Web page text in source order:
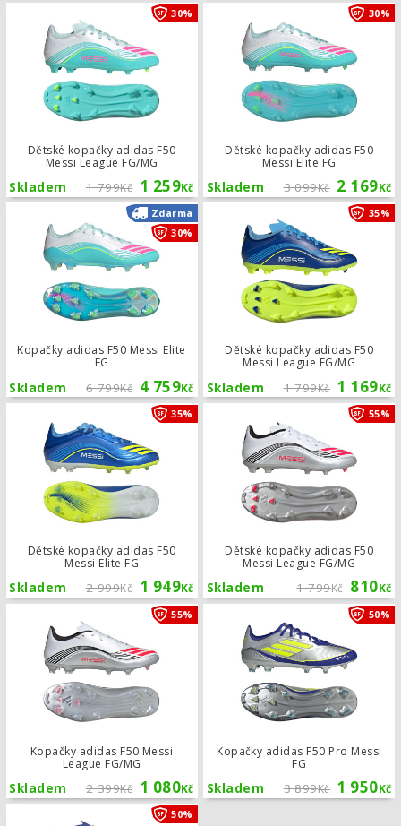
Dětské kopačky adidas F50
Messi League FG/MG
1 799Kč 1 259Kč
Skladem
30% Dětské kopačky adidas F50 Messi
Dětské kopačky adidas F50
Messi Elite FG
3 099Kč 2 169Kč
Skladem
30%
Kopačky adidas F50 Messi Elite
FG
6 799Kč 4 759Kč
Skladem
Zdarma
30%
Kopačky adidas F50 Messi Elite FG
Dětské kopačky adidas F50
Messi League FG/MG
1 799Kč 1 169Kč
Skladem
35%
Dětské kopačky adidas F50
Messi Elite FG
2 999Kč 1 949Kč
Skladem
35% Dětské kopačky adidas F50 Messi
Dětské kopačky adidas F50
Messi League FG/MG
1 799Kč 810Kč
Skladem
55%
Kopačky adidas F50 Messi
League FG/MG
2 399Kč 1 080Kč
Skladem
55% Kopačky adidas F50 Messi League
Kopačky adidas F50 Pro Messi
FG
3 899Kč 1 950Kč
Skladem
50%
50%